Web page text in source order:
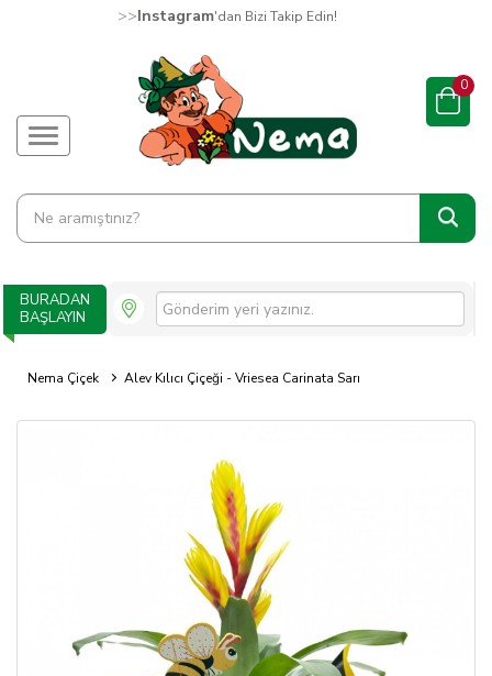
>>Instagram'dan Bizi Takip Edin!
0
BURADAN
BAŞLAYIN
Nema Çiçek Alev Kılıcı Çiçeği - Vriesea Carinata Sarı